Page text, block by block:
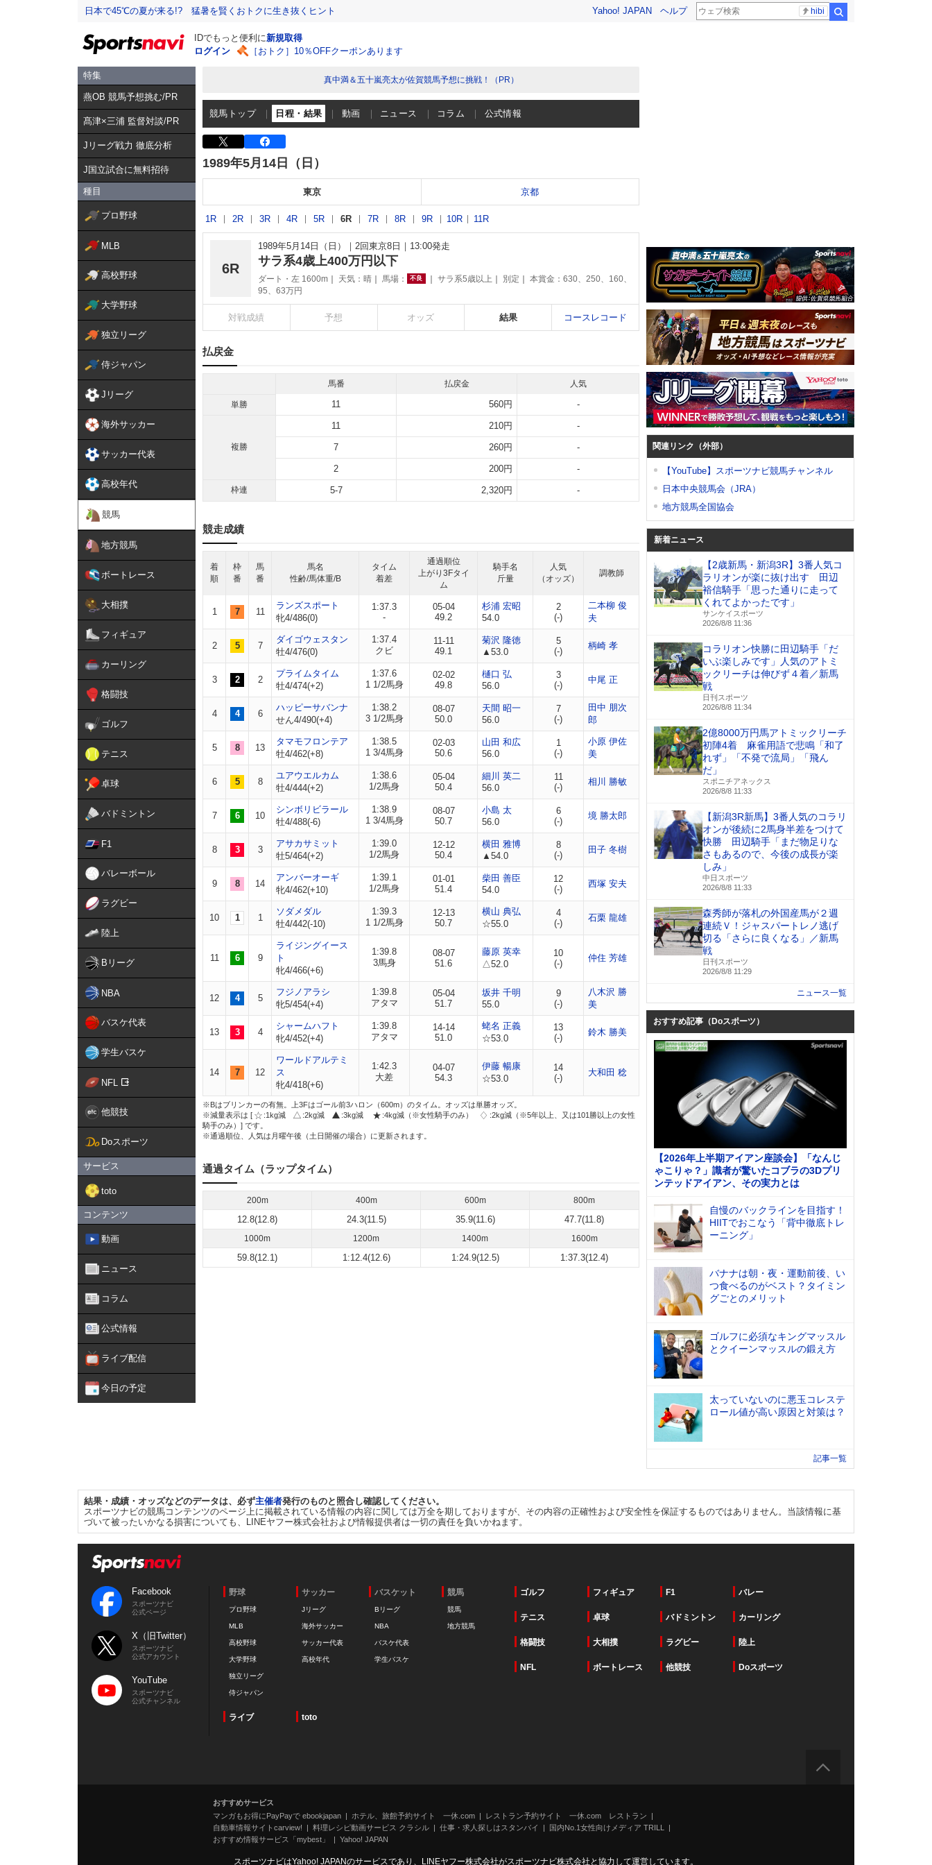
日本で45℃の夏が来る!? 猛暑を賢くおトクに生き抜くヒント Yahoo! JAPAN ヘルプ hibi
IDでもっと便利に新規取得
ログイン
［おトク］10％OFFクーポンあります
特集
燕OB 競馬予想挑む/PR
髙津×三浦 監督対談/PR
Jリーグ戦力 徹底分析
J国立試合に無料招待
種目
プロ野球
MLB
高校野球
大学野球
独立リーグ
侍ジャパン
Jリーグ
海外サッカー
サッカー代表
高校年代
競馬
地方競馬
ボートレース
大相撲
フィギュア
カーリング
格闘技
ゴルフ
テニス
卓球
バドミントン
F1
バレーボール
ラグビー
陸上
Bリーグ
NBA
バスケ代表
学生バスケ
NFL
他競技
Doスポーツ
サービス
toto
コンテンツ
動画
ニュース
コラム
公式情報
ライブ配信
今日の予定
真中満＆五十嵐亮太が佐賀競馬予想に挑戦！（PR）
競馬トップ 日程・結果 動画 ニュース コラム 公式情報
1989年5月14日（日）
東京 京都
1R 2R 3R 4R 5R 6R 7R 8R 9R 10R 11R
6R
1989年5月14日（日） 2回東京8日 13:00発走
サラ系4歳上400万円以下
ダート・左 1600m 天気： 晴 馬場： 不良 サラ系5歳以上 別定
本賞金：630、250、160、
95、63万円
対戦成績 予想 オッズ 結果 コースレコード
払戻金
馬番 払戻金 人気
単勝 11 560円 -
複勝
11 210円 -
7 260円 -
2 200円 -
枠連 5-7 2,320円 -
競走成績
着
順
枠
番
馬
番
馬名
性齢/馬体重/B
タイム
着差
通過順位
上がり3Fタイ
ム
騎手名
斤量
人気
（オッズ）
調教師
1 7 11
ランズスポート
牝4/486(0)
1:37.3
-
05-04
49.2
杉浦 宏昭
54.0
2
(-)
二本柳 俊
夫
2 5 7
ダイゴウェスタン
牡4/476(0)
1:37.4
クビ
11-11
49.1
菊沢 隆徳
▲53.0
5
(-)
柄崎 孝
3 2 2
プライムタイム
牡4/474(+2)
1:37.6
1 1/2馬身
02-02
49.8
樋口 弘
56.0
3
(-)
中尾 正
4 4 6
ハッピーサバンナ
せん4/490(+4)
1:38.2
3 1/2馬身
08-07
50.0
天間 昭一
56.0
7
(-)
田中 朋次
郎
5 8 13
タマモフロンテア
牡4/462(+8)
1:38.5
1 3/4馬身
02-03
50.6
山田 和広
56.0
1
(-)
小原 伊佐
美
6 5 8
ユアウエルカム
牡4/444(+2)
1:38.6
1/2馬身
05-04
50.4
細川 英二
56.0
11
(-)
相川 勝敏
7 6 10
シンボリビラール
牡4/488(-6)
1:38.9
1 3/4馬身
08-07
50.7
小島 太
56.0
6
(-)
境 勝太郎
8 3 3
アサカサミット
牡5/464(+2)
1:39.0
1/2馬身
12-12
50.4
横田 雅博
▲54.0
8
(-)
田子 冬樹
9 8 14
アンバーオーギ
牝4/462(+10)
1:39.1
1/2馬身
01-01
51.4
柴田 善臣
54.0
12
(-)
西塚 安夫
10 1 1
ソダメダル
牡4/442(-10)
1:39.3
1 1/2馬身
12-13
50.7
横山 典弘
☆55.0
4
(-)
石栗 龍雄
11 6 9
ライジングイース
ト
牝4/466(+6)
1:39.8
3馬身
08-07
51.6
藤原 英幸
△52.0
10
(-)
仲住 芳雄
12 4 5
フジノアラシ
牝5/454(+4)
1:39.8
アタマ
05-04
51.7
坂井 千明
55.0
9
(-)
八木沢 勝
美
13 3 4
シャームハフト
牝4/452(+4)
1:39.8
アタマ
14-14
51.0
蛯名 正義
☆53.0
13
(-)
鈴木 勝美
14 7 12
ワールドアルテミ
ス
牝4/418(+6)
1:42.3
大差
04-07
54.3
伊藤 暢康
☆53.0
14
(-)
大和田 稔
※Bはブリンカーの有無。上3Fはゴール前3ハロン（600m）のタイム。オッズは単勝オッズ。
※減量表示は [
:1kg減 :2kg減 :3kg減 :4kg減（※女性騎手のみ）
:2kg減（※5年以上、又は101勝以上の女性
騎手のみ）] です。
※通過順位、人気は月曜午後（土日開催の場合）に更新されます。
通過タイム（ラップタイム）
200m 400m 600m 800m
12.8(12.8) 24.3(11.5) 35.9(11.6) 47.7(11.8)
1000m 1200m 1400m 1600m
59.8(12.1) 1:12.4(12.6) 1:24.9(12.5) 1:37.3(12.4)
関連リンク（外部）
【YouTube】スポーツナビ競馬チャンネル
日本中央競馬会（JRA）
地方競馬全国協会
新着ニュース
【2歳新馬・新潟3R】3番人気コ
ラリオンが楽に抜け出す 田辺
裕信騎手「思った通りに走って
くれてよかったです」
サンケイスポーツ
2026/8/8 11:36
コラリオン快勝に田辺騎手「だ
いぶ楽しみです」人気のアトミ
ックリーチは伸びず４着／新馬
戦
日刊スポーツ
2026/8/8 11:34
2億8000万円馬アトミックリーチ
初陣4着 麻雀用語で悲鳴「和了
れず」「不発で流局」「飛ん
だ」
スポニチアネックス
2026/8/8 11:33
【新潟3R新馬】3番人気のコラリ
オンが後続に2馬身半差をつけて
快勝 田辺騎手「まだ物足りな
さもあるので、今後の成長が楽
しみ」
中日スポーツ
2026/8/8 11:33
森秀師が落札の外国産馬が２週
連続Ｖ！ジャスパートレノ逃げ
切る「さらに良くなる」／新馬
戦
日刊スポーツ
2026/8/8 11:29
ニュース一覧
おすすめ記事（Doスポーツ）
【2026年上半期アイアン座談会】「なんじ
ゃこりゃ？」識者が驚いたコブラの3Dプリ
ンテッドアイアン、その実力とは
自慢のバックラインを目指す！
HIITでおこなう「背中徹底トレ
ーニング」
バナナは朝・夜・運動前後、い
つ食べるのがベスト？タイミン
グごとのメリット
ゴルフに必須なキングマッスル
とクイーンマッスルの鍛え方
太っていないのに悪玉コレステ
ロール値が高い原因と対策は？
記事一覧
結果・成績・オッズなどのデータは、必ず主催者発行のものと照合し確認してください。
スポーツナビの競馬コンテンツのページ上に掲載されている情報の内容に関しては万全を期しておりますが、その内容の正確性および安全性を保証するものではありません。当該情報に基
づいて被ったいかなる損害についても、LINEヤフー株式会社および情報提供者は一切の責任を負いかねます。
Facebook
スポーツナビ
公式ページ
X（旧Twitter）
スポーツナビ
公式アカウント
YouTube
スポーツナビ
公式チャンネル
野球
プロ野球
MLB
高校野球
大学野球
独立リーグ
侍ジャパン
サッカー
Jリーグ
海外サッカー
サッカー代表
高校年代
バスケット
Bリーグ
NBA
バスケ代表
学生バスケ
競馬
競馬
地方競馬
ゴルフ フィギュア F1 バレー
テニス 卓球 バドミントン カーリング
格闘技 大相撲 ラグビー 陸上
NFL ボートレース 他競技 Doスポーツ
ライブ toto
おすすめサービス
マンガもお得にPayPayで ebookjapan
ホテル、旅館予約サイト 一休.com
レストラン予約サイト 一休.com レストラン
自動車情報サイトcarview!
料理レシピ動画サービス クラシル 仕事・求人探しはスタンバイ
国内No.1女性向けメディア TRILL
おすすめ情報サービス「mybest」
Yahoo! JAPAN
スポーツナビはYahoo! JAPANのサービスであり、LINEヤフー株式会社がスポーツナビ株式会社と協力して運営しています。